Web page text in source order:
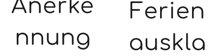
Anerke
nnung
Ferien
auskla